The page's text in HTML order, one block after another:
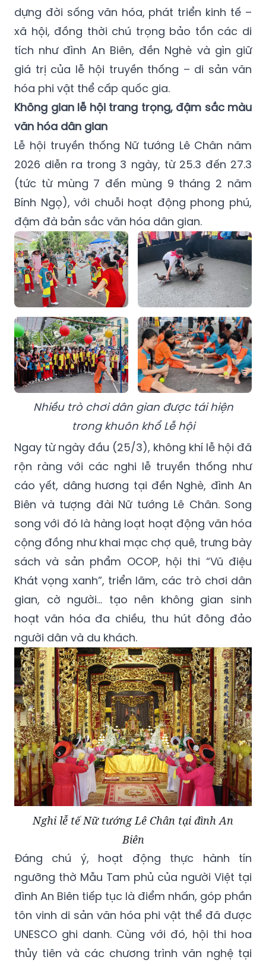
dựng đời sống văn hóa, phát triển kinh tế –
xã hội, đồng thời chú trọng bảo tồn các di
tích như đình An Biên, đền Nghè và gìn giữ
giá trị của lễ hội truyền thống – di sản văn
hóa phi vật thể cấp quốc gia.
Không gian lễ hội trang trọng, đậm sắc màu
văn hóa dân gian
Lễ hội truyền thống Nữ tướng Lê Chân năm
2026 diễn ra trong 3 ngày, từ 25.3 đến 27.3
(tức từ mùng 7 đến mùng 9 tháng 2 năm
Bính Ngọ), với chuỗi hoạt động phong phú,
đậm đà bản sắc văn hóa dân gian.
Nhiều trò chơi dân gian được tái hiện
trong khuôn khổ Lễ hội
Ngay từ ngày đầu (25/3), không khí lễ hội đã
rộn ràng với các nghi lễ truyền thống như
cáo yết, dâng hương tại đền Nghè, đình An
Biên và tượng đài Nữ tướng Lê Chân. Song
song với đó là hàng loạt hoạt động văn hóa
cộng đồng như khai mạc chợ quê, trưng bày
sách và sản phẩm OCOP, hội thi “Vũ điệu
Khát vọng xanh”, triển lãm, các trò chơi dân
gian, cờ người… tạo nên không gian sinh
hoạt văn hóa đa chiều, thu hút đông đảo
người dân và du khách.
Nghi lễ tế Nữ tướng Lê Chân tại đình An
Biên
Đáng chú ý, hoạt động thực hành tín
ngưỡng thờ Mẫu Tam phủ của người Việt tại
đình An Biên tiếp tục là điểm nhấn, góp phần
tôn vinh di sản văn hóa phi vật thể đã được
UNESCO ghi danh. Cùng với đó, hội thi hoa
thủy tiên và các chương trình văn nghệ tại